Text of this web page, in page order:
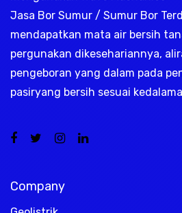
Jasa Bor Sumur / Sumur Bor
mendapatkan mata air bersih
pergunakan dikesehariannya,
pengeboran yang dalam pada
pasiryang bersih sesuai
Company